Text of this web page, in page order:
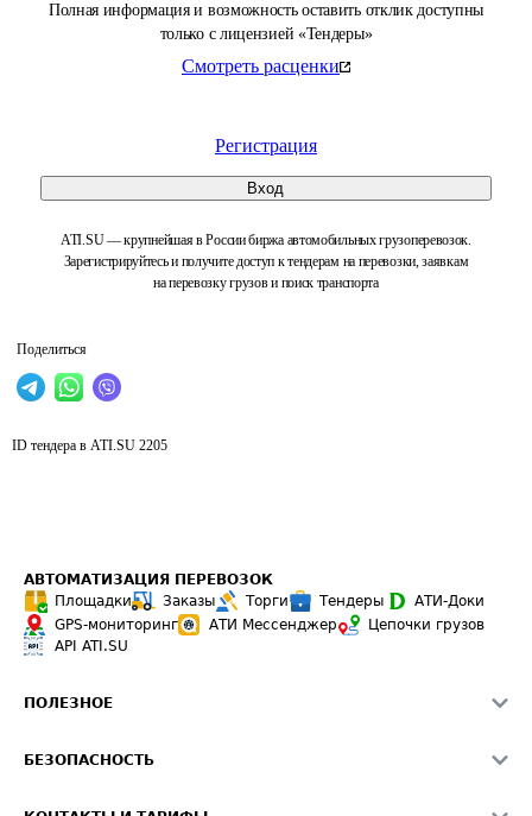
Полная информация и возможность оставить отклик доступны
только с лицензией «Тендеры»
Смотреть расценки
Регистрация
Вход
ATI.SU — крупнейшая в России биржа автомобильных грузоперевозок.
Зарегистрируйтесь и получите доступ к тендерам на перевозки, заявкам
на перевозку грузов и поиск транспорта
Поделиться
ID тендера в ATI.SU 2205
АВТОМАТИЗАЦИЯ ПЕРЕВОЗОК
Площадки
Заказы Торги Тендеры
АТИ-Доки
GPS-мониторинг
АТИ Мессенджер
Цепочки грузов
API ATI.SU
ПОЛЕЗНОЕ
Звезды ATI.SU на вашем сайте
БЕЗОПАСНОСТЬ